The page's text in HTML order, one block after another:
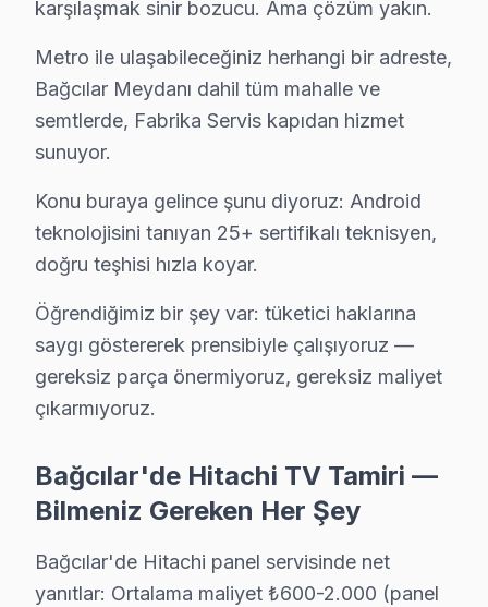
Bağcılar'da Yenimahalle mahallesi için Hitachi TV fiyat
Bağcılar TV Servis Merkezi →
Yenigün Hitachi Servis
Yenigün mahallesinde Hitachi TV arızaları için aynı gün
Bağcılar TV Servis Merkezi →
Yıldıztepe Hitachi Servis
Bağcılar'nın Yıldıztepe bölgesindeki Hitachi
Bağcılar TV Servis Merkezi →
Bağcılar Hitachi TV Servis Hizmet Bölgesi
Bağcılar bölgesine kapıya gelen Hitachi TV tamir servisi
karşılaşmak sinir bozucu. Ama çözüm yakın.
Metro ile ulaşabileceğiniz herhangi bir adreste,
Bağcılar Meydanı dahil tüm mahalle ve
semtlerde, Fabrika Servis kapıdan hizmet
sunuyor.
Konu buraya gelince şunu diyoruz: Android
teknolojisini tanıyan 25+ sertifikalı teknisyen,
doğru teşhisi hızla koyar.
Öğrendiğimiz bir şey var: tüketici haklarına
saygı göstererek prensibiyle çalışıyoruz —
gereksiz parça önermiyoruz, gereksiz maliyet
çıkarmıyoruz.
Bağcılar'de Hitachi TV Tamiri —
Bilmeniz Gereken Her Şey
Bağcılar'de Hitachi panel servisinde net
yanıtlar: Ortalama maliyet ₺600-2.000 (panel